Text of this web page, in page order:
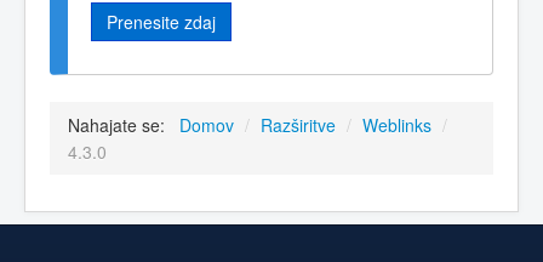
Prenesite zdaj
Nahajate se: Domov / Razširitve / Weblinks /
4.3.0